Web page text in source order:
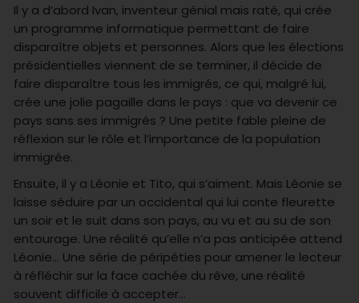
Il y a d’abord Ivan, inventeur génial mais raté, qui crée
un programme informatique permettant de faire
disparaître objets et personnes. Alors que les élections
présidentielles viennent de se terminer, il décide de
faire disparaître tous les immigrés, ce qui, malgré lui,
crée une jolie pagaille dans le pays : que va devenir ce
pays sans ses immigrés ? Une petite fable pleine de
réflexion sur le rôle et l’importance de la population
immigrée.
Ensuite, il y a Léonie et Tito, qui s’aiment. Mais Léonie se
laisse séduire par un occidental qui lui conte fleurette
un soir et le suit dans son pays, au vu et au su de son
entourage. Une réalité qu’elle n’a pas anticipée attend
Léonie… Une série de péripéties pour amener le lecteur
à réfléchir sur la face cachée du rêve, une réalité
souvent difficile à accepter…